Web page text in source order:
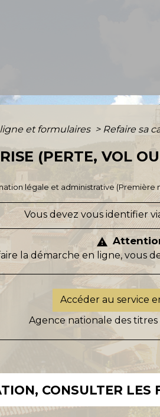
et formulaires > Refaire sa
(PERTE, VOL
légale et administrative (Première
Vous devez vous identifier
warning
la démarche en ligne, vous
Accéder au service
Agence nationale des titres
CONSULTER LES